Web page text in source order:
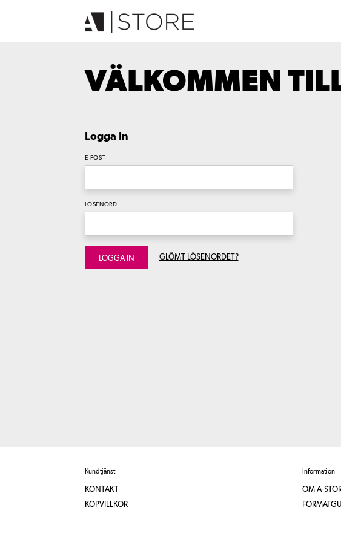
VÄLKOMMEN
Logga In
E-POST
LÖSENORD
LOGGA IN GLÖMT LÖSENORDET?
Kundtjänst
KONTAKT
KÖPVILLKOR
Information
OM A-